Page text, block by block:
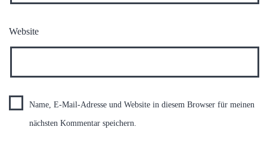
Website
Name, E-Mail-Adresse und Website in diesem Browser für meinen
nächsten Kommentar speichern.